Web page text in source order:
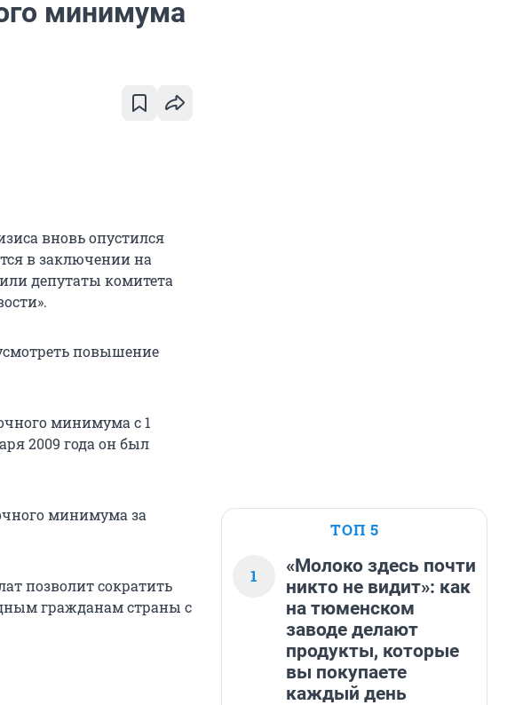
минимума
вновь опустился
в заключении на
депутаты комитета
повышение
минимума с 1
2009 года он был
минимума за
позволит сократить
гражданам страны с
ТОП 5
1
«Молоко здесь почти
никто не видит»: как
на тюменском
заводе делают
продукты, которые
вы покупаете
каждый день